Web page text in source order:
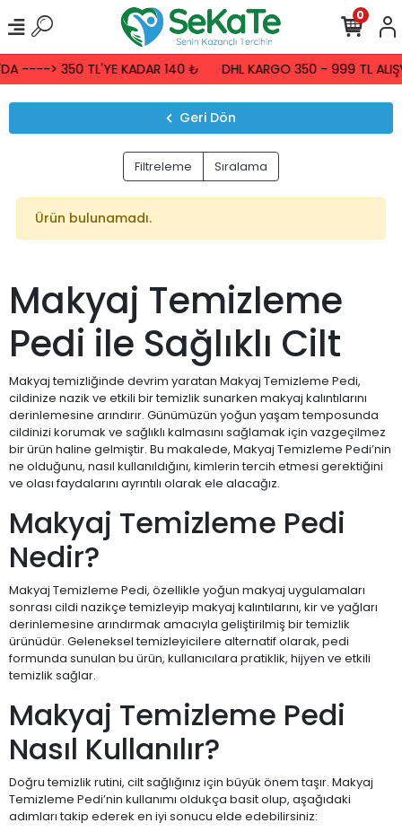
----> 350 TL'YE KADAR 140 ₺ DHL KARGO 350 - 999 TL
0
Geri Dön
Filtreleme Sıralama
Ürün bulunamadı.
Makyaj Temizleme
Pedi ile Sağlıklı Cilt
Makyaj temizliğinde devrim yaratan Makyaj Temizleme Pedi,
cildinize nazik ve etkili bir temizlik sunarken makyaj kalıntılarını
derinlemesine arındırır. Günümüzün yoğun yaşam temposunda
cildinizi korumak ve sağlıklı kalmasını sağlamak için vazgeçilmez
bir ürün haline gelmiştir. Bu makalede, Makyaj Temizleme Pedi’nin
ne olduğunu, nasıl kullanıldığını, kimlerin tercih etmesi gerektiğini
ve olası faydalarını ayrıntılı olarak ele alacağız.
Makyaj Temizleme Pedi
Nedir?
Makyaj Temizleme Pedi, özellikle yoğun makyaj uygulamaları
sonrası cildi nazikçe temizleyip makyaj kalıntılarını, kir ve yağları
derinlemesine arındırmak amacıyla geliştirilmiş bir temizlik
ürünüdür. Geleneksel temizleyicilere alternatif olarak, pedi
formunda sunulan bu ürün, kullanıcılara pratiklik, hijyen ve etkili
temizlik sağlar.
Makyaj Temizleme Pedi
Nasıl Kullanılır?
Doğru temizlik rutini, cilt sağlığınız için büyük önem taşır. Makyaj
Temizleme Pedi’nin kullanımı oldukça basit olup, aşağıdaki
adımları takip ederek en iyi sonucu elde edebilirsiniz: